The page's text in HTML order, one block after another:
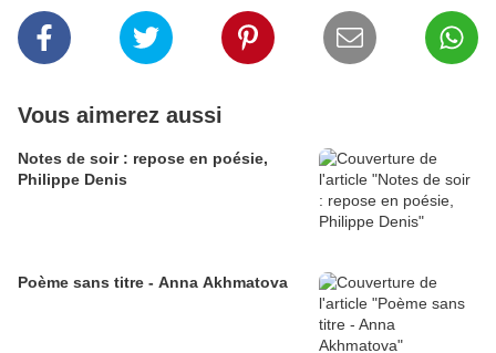
Vous aimerez aussi
Notes de soir : repose en poésie,
Philippe Denis
Poème sans titre - Anna Akhmatova